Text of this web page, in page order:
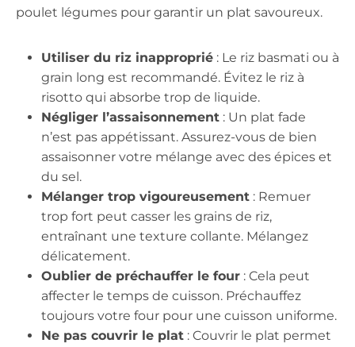
poulet légumes pour garantir un plat savoureux.
Utiliser du riz inapproprié : Le riz basmati ou à
grain long est recommandé. Évitez le riz à
risotto qui absorbe trop de liquide.
Négliger l’assaisonnement : Un plat fade
n’est pas appétissant. Assurez-vous de bien
assaisonner votre mélange avec des épices et
du sel.
Mélanger trop vigoureusement : Remuer
trop fort peut casser les grains de riz,
entraînant une texture collante. Mélangez
délicatement.
Oublier de préchauffer le four : Cela peut
affecter le temps de cuisson. Préchauffez
toujours votre four pour une cuisson uniforme.
Ne pas couvrir le plat : Couvrir le plat permet